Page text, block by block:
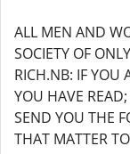
ALL MEN AND
SOCIETY OF
RICH.NB: IF YOU
YOU HAVE
SEND YOU THE
THAT MATTER